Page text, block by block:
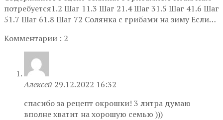
потребуется1.2 Шаг 11.3 Шаг 21.4 Шаг 31.5 Шаг 41.6 Шаг
51.7 Шаг 61.8 Шаг 72 Солянка с грибами на зиму Если…
Комментарии : 2
Алексей 29.12.2022 16:32
спасибо за рецепт окрошки! 3 литра думаю
вполне хватит на хорошую семью )))